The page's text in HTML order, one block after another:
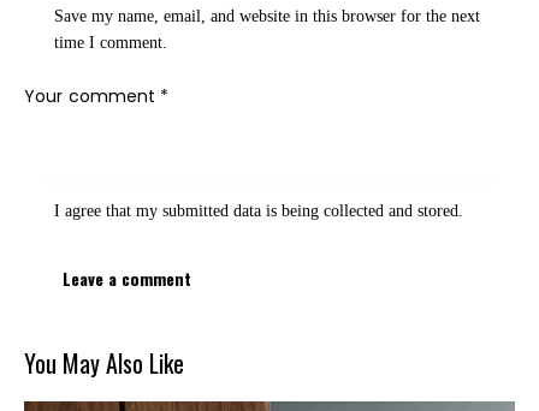
Save my name, email, and website in this browser for the next
time I comment.
I agree that my submitted data is beingcollected and stored.
You May Also Like